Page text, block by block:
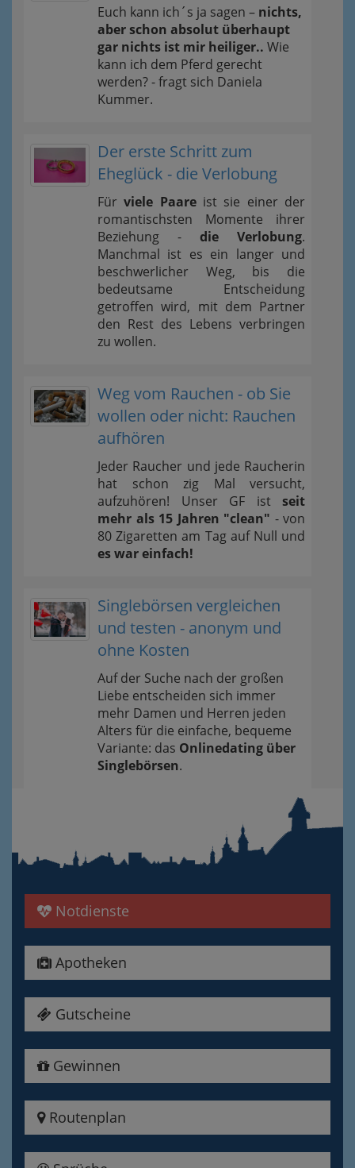
Euch kann ich´s ja sagen – nichts,
aber schon absolut überhaupt
gar nichts ist mir heiliger.. Wie
kann ich dem Pferd gerecht
werden? - fragt sich Daniela
Kummer.
Der erste Schritt zum
Eheglück - die Verlobung
Fürviele Paareist sie einer der
romantischsten Momente ihrer
Beziehung - die Verlobung.
Manchmal ist es ein langer und
beschwerlicher Weg, bis die
bedeutsame Entscheidung
getroffen wird, mit dem Partner
den Rest des Lebens verbringen
zu wollen.
Weg vom Rauchen - ob Sie
wollen oder nicht: Rauchen
aufhören
Jeder Raucher und jede Raucherin
hat schon zig Mal versucht,
aufzuhören! Unser GF ist seit
mehr als 15 Jahren "clean" - von
80 Zigaretten am Tag auf Null und
es war einfach!
Singlebörsen vergleichen
und testen - anonym und
ohne Kosten
Auf der Suche nach der großen
Liebe entscheiden sich immer
mehr Damen und Herren jeden
Alters für die einfache, bequeme
Variante: das Onlinedating über
Singlebörsen.
Notdienste
Apotheken
Gutscheine
Gewinnen
Routenplan